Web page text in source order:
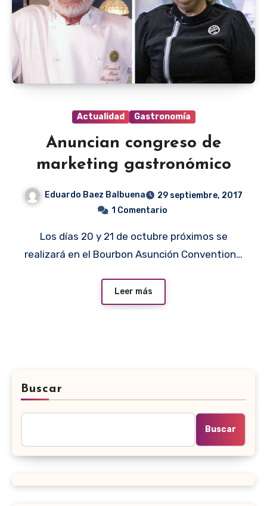
Actualidad Gastronomía
Anuncian congreso de
marketing gastronómico
Eduardo Baez Balbuena
29 septiembre, 2017
1 Comentario
Los días 20 y 21 de octubre próximos se
realizará en el Bourbon Asunción Convention…
Leer más
Buscar
Buscar